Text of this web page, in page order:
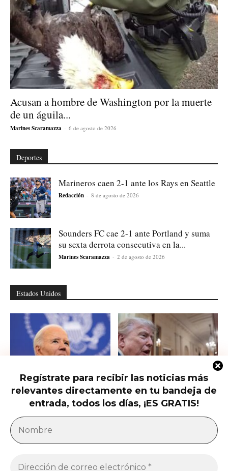
Regístrate para recibir las noticias más
relevantes directamente en tu bandeja de
entrada, todos los días, ¡ES GRATIS!
Acusan a hombre de Washington por la muerte
de un águila...
Marines Scaramazza - 6 de agosto de 2026
Deportes
Marineros caen 2-1 ante los Rays en Seattle
Redacción - 8 de agosto de 2026
Sounders FC cae 2-1 ante Portland y suma
su sexta derrota consecutiva en la...
Marines Scaramazza - 2 de agosto de 2026
Estados Unidos
Hunter Biden habla del cáncer de
su padre que avanzó hasta...
Qué saber del nuevo intento de
Trump de limitar la ciudadanía...
América Latina
demócratas de impulsar una campaña contra...